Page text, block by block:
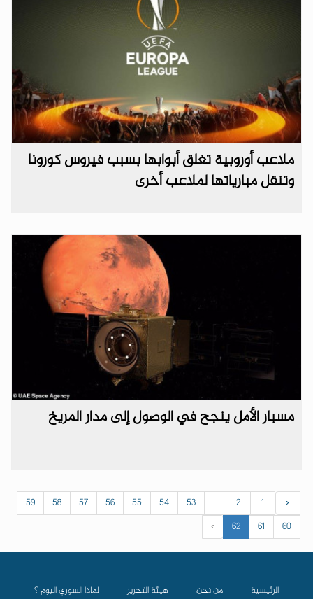
ملاعب أوروبية تغلق أبوابها بسبب فيروس كورونا
وتنقل مبارياتها لملاعب أخرى
مسبار الأمل ينجح في الوصول إلى مدار المريخ
‹
1
2
...
53
54
55
56
57
58
59
60
61
62
›
الرئيسية من نحن هيئة التحرير لماذا السوري اليوم ؟